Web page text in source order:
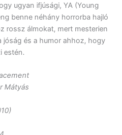
ugyan ifjúsági, YA (Young
benne néhány horrorba hajló
rossz álmokat, mert mesterien
jóság és a humor ahhoz, hogy
estén.
Mátyás